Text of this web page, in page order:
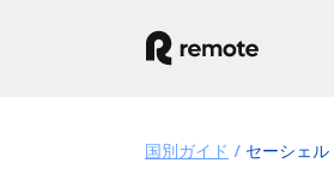
国別ガイド セーシェル